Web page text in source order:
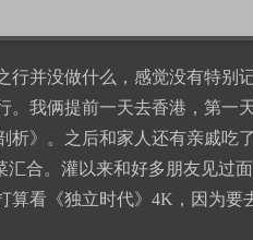
并没做什么，感觉没有特别记
。我俩提前一天去香港，第一
析》。之后和家人还有亲戚吃
汇合。灌以来和好多朋友见过
算看《独立时代》4K，因为